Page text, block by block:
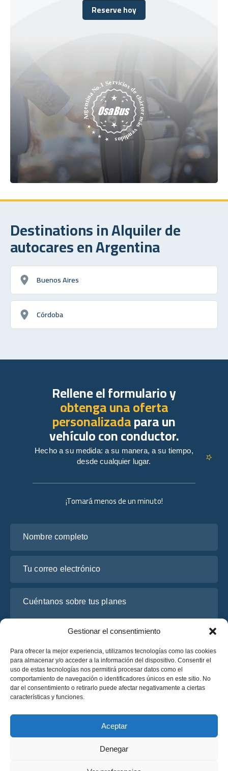
Gestionar el consentimiento
Para ofrecer la mejor experiencia, utilizamos tecnologías como las cookies
para almacenar y/o acceder a la información del dispositivo. Consentir el
uso de estas tecnologías nos permitirá procesar datos como el
comportamiento de navegación o identificadores únicos en este sitio. No
dar el consentimiento o retirarlo puede afectar negativamente a ciertas
características y funciones.
Aceptar
Denegar
Reserve hoy
Reserve hoy
Destinations in Alquiler de
autocares en Argentina
Buenos Aires
Córdoba
¡Tomará menos de un minuto!
He leído y acepto la
Solicite un presupuesto
Solicite un presupuesto
Rellene el formulario y
obtenga una oferta
personalizadapara un
vehículo con conductor.
Hecho a su medida: a su manera, a su tiempo,
desde cualquier lugar.